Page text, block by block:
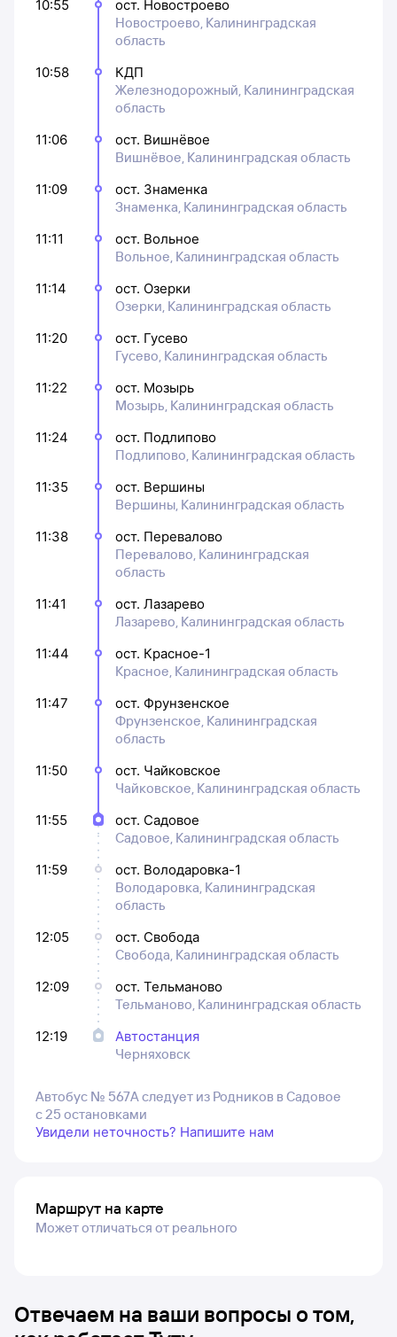
10:55
ост. Новостроево
Новостроево, Калининградская
область
10:58
КДП
Железнодорожный, Калининградская
область
11:06
ост. Вишнёвое
Вишнёвое, Калининградская область
11:09
ост. Знаменка
Знаменка, Калининградская область
11:11
ост. Вольное
Вольное, Калининградская область
11:14
ост. Озерки
Озерки, Калининградская область
11:20
ост. Гусево
Гусево, Калининградская область
11:22
ост. Мозырь
Мозырь, Калининградская область
11:24
ост. Подлипово
Подлипово, Калининградская область
11:35
ост. Вершины
Вершины, Калининградская область
11:38
ост. Перевалово
Перевалово, Калининградская
область
11:41
ост. Лазарево
Лазарево, Калининградская область
11:44
ост. Красное-1
Красное, Калининградская область
11:47
ост. Фрунзенское
Фрунзенское, Калининградская
область
11:50
ост. Чайковское
Чайковское, Калининградская область
11:55
ост. Садовое
Садовое, Калининградская область
11:59
ост. Володаровка-1
Володаровка, Калининградская
область
12:05
ост. Свобода
Свобода, Калининградская область
12:09
ост. Тельманово
Тельманово, Калининградская область
12:19
Автостанция
Черняховск
Автобус № 567А следует из Родников в Садовое
с 25 остановками
Увидели неточность? Напишите нам
Маршрут на карте
Может отличаться от реального
Отвечаем на ваши вопросы о том,